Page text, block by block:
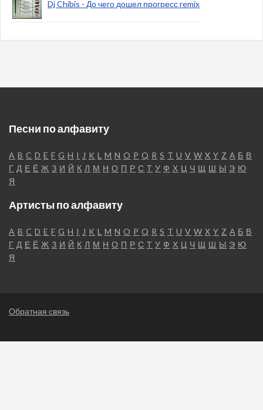
Dj Chibis - До чего дошел прогресс remix
Песни по алфавиту
A B C D E F G H I J K L M N O P Q R S T U V W X Y Z А Б В
Г Д Е Ё Ж З И Й К Л М Н О П Р С Т У Ф Х Ц Ч Щ Ш Ы Э Ю
Я
Артисты по алфавиту
A B C D E F G H I J K L M N O P Q R S T U V W X Y Z А Б В
Г Д Е Ё Ж З И Й К Л М Н О П Р С Т У Ф Х Ц Ч Щ Ш Ы Э Ю
Я
Обратная связь